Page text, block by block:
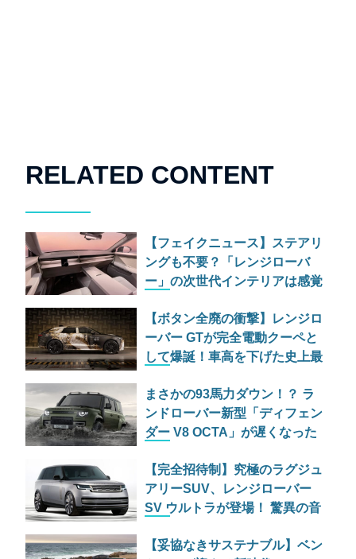
RELATED CONTENT
【フェイクニュース】ステアリ
ングも不要？「レンジローバ
ー」の次世代インテリアは感覚
ズムへ
【ボタン全廃の衝撃】レンジロ
ーバー GTが完全電動クーペと
して爆誕！車高を下げた史上最
まさかの93馬力ダウン！？ ラ
ンドローバー新型「ディフェン
ダー V8 OCTA」が遅くなった
【完全招待制】究極のラグジュ
アリーSUV、レンジローバー
SV ウルトラが登場！ 驚異の音
【妥協なきサステナブル】ベン